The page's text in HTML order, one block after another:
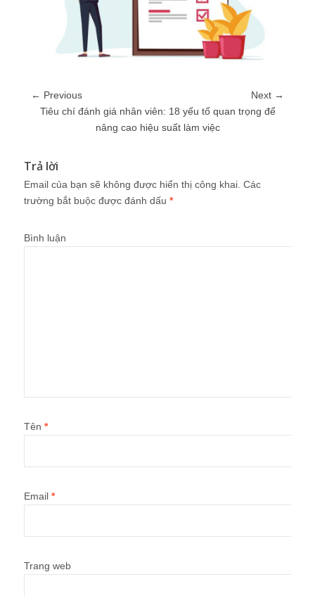
← Previous
Next →
Tiêu chí đánh giá nhân viên: 18 yếu tố quan trọng để
nâng cao hiệu suất làm việc
Trả lời
Email của bạn sẽ không được hiển thị công khai. Các
trường bắt buộc được đánh dấu *
Bình luận
Tên *
Email *
Trang web